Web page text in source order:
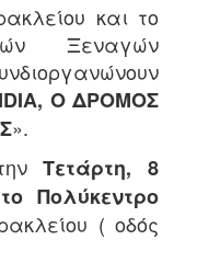
και το
Ξεναγών
Ο ΔΡΟΜΟΣ
».
Τετάρτη, 8
Πολύκεντρο
( οδός